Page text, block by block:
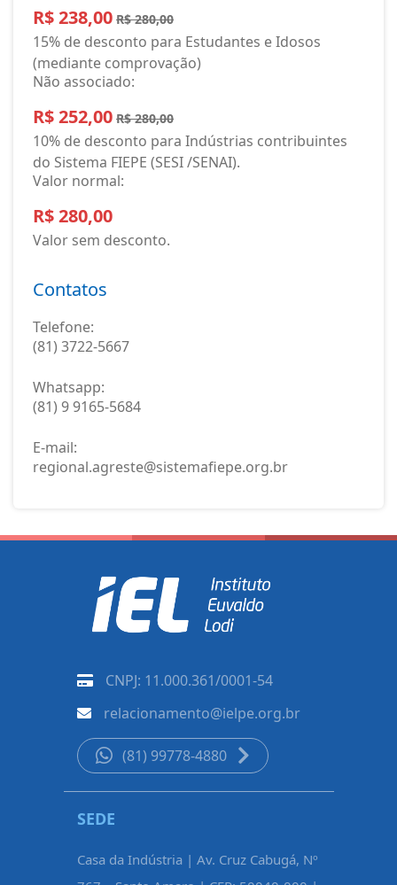
R$ 238,00 R$ 280,00
15% de desconto para Estudantes e Idosos
(mediante comprovação)
Não associado:
R$ 252,00 R$ 280,00
10% de desconto para Indústrias contribuintes
do Sistema FIEPE (SESI /SENAI).
Valor normal:
R$ 280,00
Valor sem desconto.
Contatos
Telefone:
(81) 3722-5667
Whatsapp:
(81) 9 9165-5684
E-mail:
regional.agreste@sistemafiepe.org.br
CNPJ: 11.000.361/0001-54
relacionamento@ielpe.org.br
(81) 99778-4880
SEDE
Casa da Indústria | Av. Cruz Cabugá, Nº